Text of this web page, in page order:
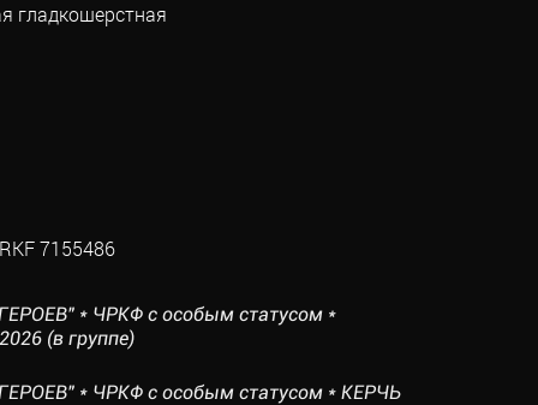
гладкошерстная
7155486
* ЧРКФ с особым статусом *
(в группе)
* ЧРКФ с особым статусом * КЕРЧЬ